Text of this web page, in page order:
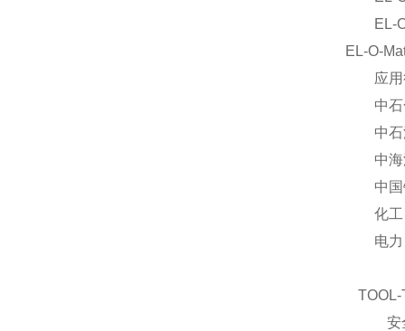
EL-O-
EL-O-
应用
中石
中石
中海
中国
化工
电力
TOOL-
安